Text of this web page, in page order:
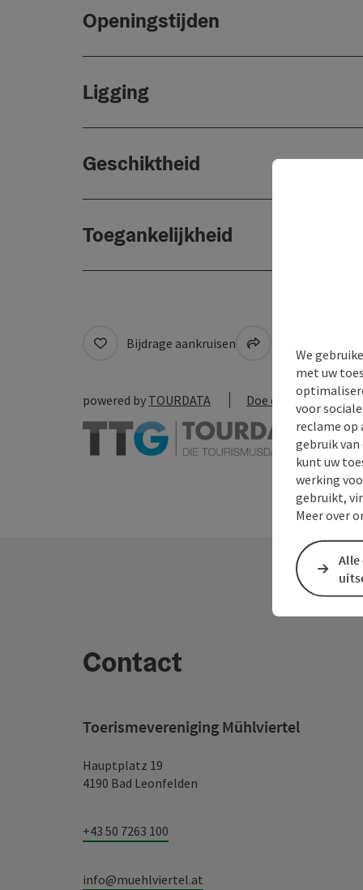
Openingstijden
Ligging
Geschiktheid
Toegankelijkheid
Bijdrage aankruisen
powered by TOURDATA Doe een suggestie
Contact
Toerismevereniging Mühlviertel
Hauptplatz 19
4190 Bad Leonfelden
+43 50 7263 100
info@muehlviertel.at
We
met uw
voor
reclame op
gebruik
kunt uw
werking
gebruikt,
Meer over
Alle